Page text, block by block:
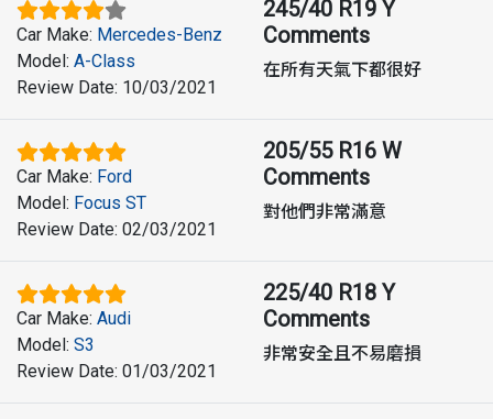
Car Make: Mercedes-Benz
Model: A-Class
Review Date: 10/03/2021
245/40 R19 Y
Comments
在所有天氣下都很好
Car Make: Ford
Model: Focus ST
Review Date: 02/03/2021
205/55 R16 W
Comments
對他們非常滿意
Car Make: Audi
Model: S3
Review Date: 01/03/2021
225/40 R18 Y
Comments
非常安全且不易磨損